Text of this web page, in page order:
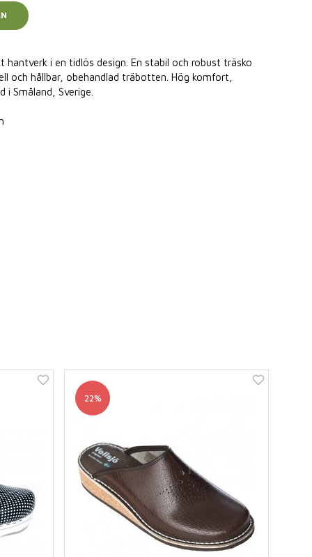
hantverk i en tidlös design. En stabil och robust träsko
och hållbar, obehandlad träbotten. Hög komfort,
Småland, Sverige.
22%